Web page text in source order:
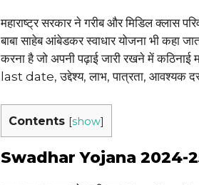
महाराष्ट्र सरकार ने गरीब और मिडिल क्लास
बाबा साहेब आंबेडकर स्वाधार योजना भी कहा
करना है जो अपनी पढ़ाई जारी रखने में
last date, उद्देश्य, लाभ, पात्रता, आवश्यक
Contents [show]
Swadhar Yojana 2024-